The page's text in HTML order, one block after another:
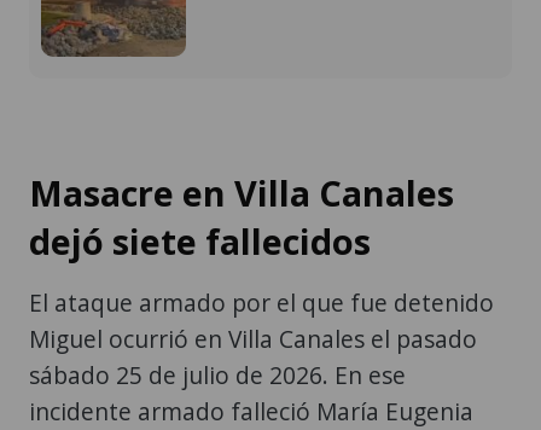
Masacre en Villa Canales
dejó siete fallecidos
El ataque armado por el que fue detenido
Miguel ocurrió en Villa Canales el pasado
sábado 25 de julio de 2026. En ese
incidente armado falleció María Eugenia